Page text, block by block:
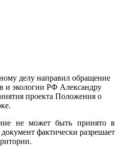
делу направил обращение
и экологии РФ Александру
проекта Положения о
не может быть принято в
фактически разрешает